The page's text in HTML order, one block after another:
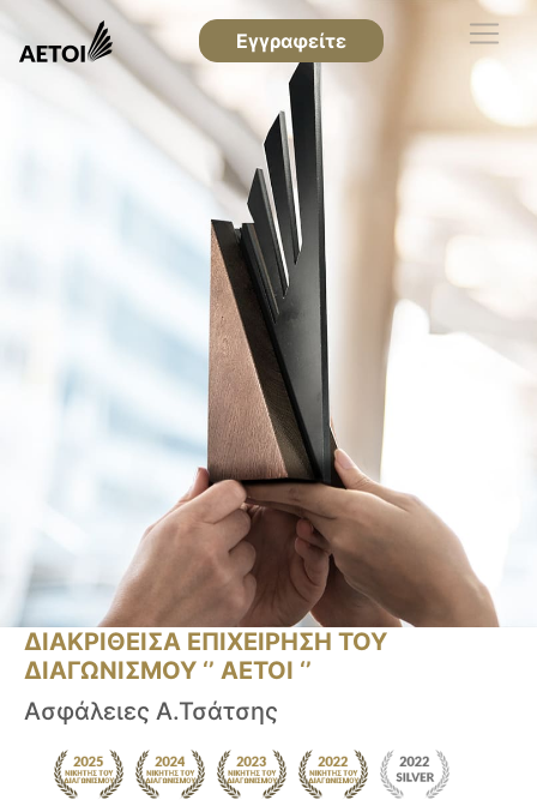
Εγγραφείτε
ΔΙΑΚΡΙΘΕΙΣΑ ΕΠΙΧΕΙΡΗΣΗ ΤΟΥ
ΔΙΑΓΩΝΙΣΜΟΥ ‘’ ΑΕΤΟΙ ‘’
Ασφάλειες Α.Τσάτσης